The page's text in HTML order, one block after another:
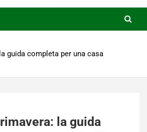
guida completa per una casa
la guida